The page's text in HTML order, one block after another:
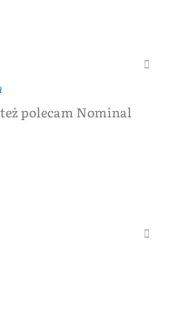
polecam Nominal